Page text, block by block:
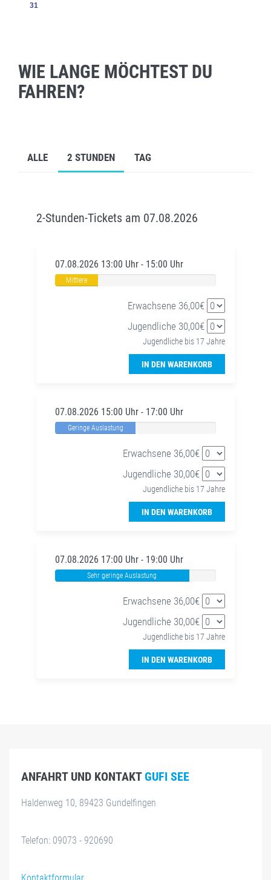
31
WIE LANGE MÖCHTEST DU
FAHREN?
ALLE 2 STUNDEN TAG
2-Stunden-Tickets am 07.08.2026
07.08.2026 13:00 Uhr - 15:00 Uhr
Mittlere
Erwachsene 36,00€
Jugendliche 30,00€
Jugendliche bis 17 Jahre
IN DEN WARENKORB
07.08.2026 15:00 Uhr - 17:00 Uhr
Geringe Auslastung
Erwachsene 36,00€
Jugendliche 30,00€
Jugendliche bis 17 Jahre
IN DEN WARENKORB
07.08.2026 17:00 Uhr - 19:00 Uhr
Sehr geringe Auslastung
Erwachsene 36,00€
Jugendliche 30,00€
Jugendliche bis 17 Jahre
IN DEN WARENKORB
ANFAHRT UND KONTAKT GUFI SEE
Haldenweg 10, 89423 Gundelfingen
Telefon: 09073 - 920690